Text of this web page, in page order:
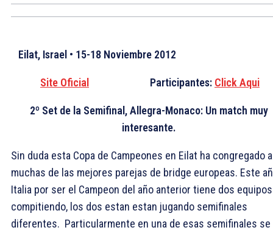
Eilat, Israel • 15-18 Noviembre 2012
Site Oficial Participantes: Click Aqui
2º Set de la Semifinal, Allegra-Monaco: Un match muy
interesante.
Sin duda esta Copa de Campeones en Eilat ha congregado a
muchas de las mejores parejas de bridge europeas. Este
Italia por ser el Campeon del año anterior tiene dos equipos
compitiendo, los dos estan estan jugando semifinales
diferentes. Particularmente en una de esas semifinales se